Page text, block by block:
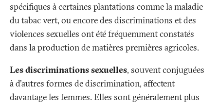
spécifiques à certaines plantations comme la maladie
du tabac vert, ou encore des discriminations et des
violences sexuelles ont été fréquemment constatés
dans la production de matières premières agricoles.
Les discriminations sexuelles, souvent conjuguées
à d'autres formes de discrimination, affectent
davantage les femmes. Elles sont généralement plus